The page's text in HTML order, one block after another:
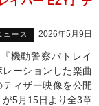
ュース 2026年5月9日
機動警察パトレイ
ーションした楽曲
ティザー映像を公開
5月15日より全3章